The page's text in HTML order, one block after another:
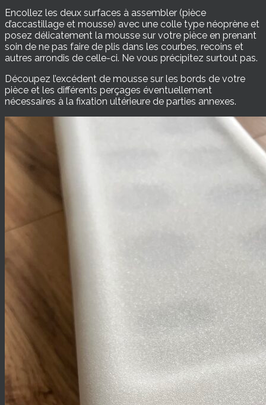
Encollez les deux surfaces à assembler (pièce
d’accastillage et mousse) avec une colle type néoprène et
posez délicatement la mousse sur votre pièce en prenant
soin de ne pas faire de plis dans les courbes, recoins et
autres arrondis de celle-ci. Ne vous précipitez surtout pas.
Découpez l’excédent de mousse sur les bords de votre
pièce et les différents perçages éventuellement
nécessaires à la fixation ultérieure de parties annexes.